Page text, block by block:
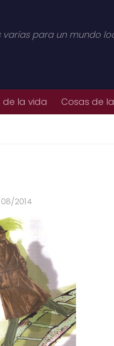
varias para un mundo
de la vida Cosas de
2014